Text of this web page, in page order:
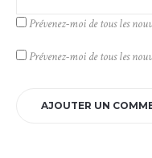
Prévenez-moi de tous les
Prévenez-moi de tous les